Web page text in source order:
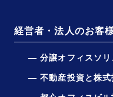
経営者・法人のお客
分譲オフィスソ
不動産投資と株